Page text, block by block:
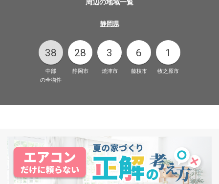
周辺の地域一覧
静岡県
38
中部
の全物件
28
静岡市
3
焼津市
6
藤枝市
1
牧之原市